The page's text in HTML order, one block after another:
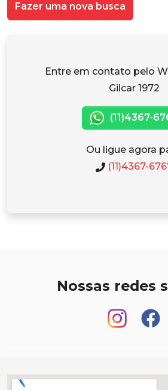
Fazer uma nova busca
Entre em contato pelo
Gilcar 1972
(11)4367-
Ou ligue agora
(11)4367-
Nossas redes